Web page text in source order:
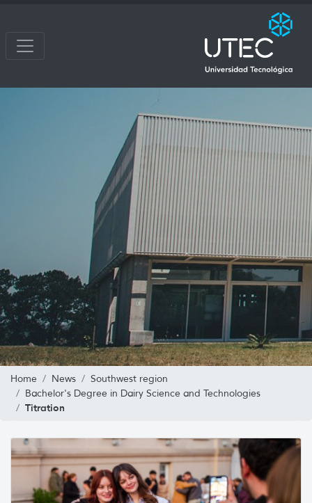
Home News
Southwest region
Bachelor's Degree in Dairy Science and Technologies
Titration